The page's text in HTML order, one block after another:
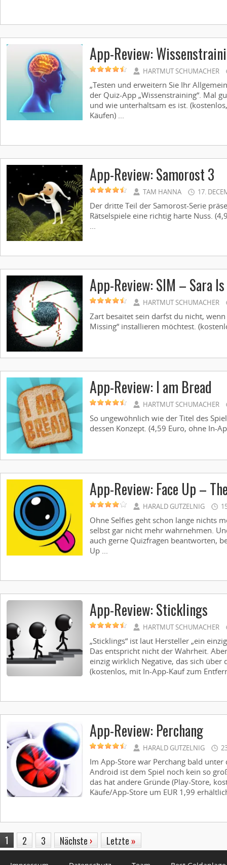
App-Review:
HARTMUT SCHUMACHER
„Testen und erweitern Sie Ihr
der Quiz-App „Wissenstraining“. Mal
und wie unterhaltsam es ist.
Käufen) ...
App-Review: Samorost 3
TAM HANNA 17.
Der dritte Teil der Samorost-Serie
Rätselspiele eine richtig harte Nuss.
...
App-Review: SIM – Sara
HARTMUT SCHUMACHER
Zart besaitet sein darfst du nicht, wenn
Missing“ installieren möchtest.
App-Review: I am Bread
HARTMUT SCHUMACHER
So ungewöhnlich wie der Titel des
dessen Konzept. (4,59 Euro, ohne In-
App-Review: Face Up –
HARALD GUTZELNIG
Ohne Selfies geht schon lange nichts
selbst gar nicht mehr wahrnehmen.
auch gerne Quizfragen beantworten,
Up ...
App-Review: Sticklings
HARTMUT SCHUMACHER
„Sticklings“ ist laut Hersteller „ein
Das entspricht nicht der Wahrheit.
einzig wirklich Negative, das sich über
(kostenlos, mit In-App-Kauf zum
App-Review: Perchang
HARALD GUTZELNIG
Im App-Store war Perchang bald
Android ist dem Spiel noch kein so
das hat andere Gründe (Play-Store,
Käufe/App-Store um EUR 1,99
1 2 3 Nächste › Letzte »